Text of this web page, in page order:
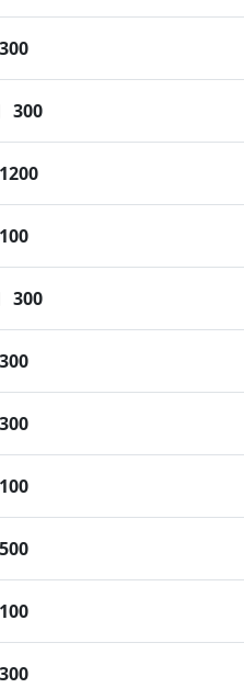
300
300
1200
100
300
300
300
100
500
100
300